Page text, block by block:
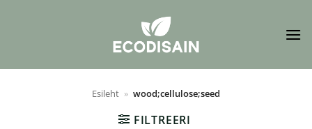
Esileht » wood;cellulose;seed
FILTREERI